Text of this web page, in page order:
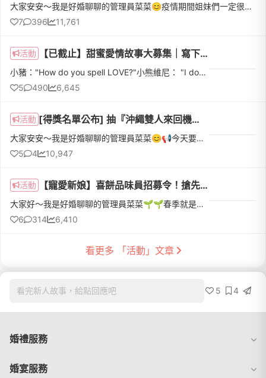
大家安安～我是好婚聊聊的管理員菜菜😊疫情期間姐妹們一定很焦慮，但不管婚禮何時舉辦，優惠還是不能錯過！下面跟著我這樣做，讓大家不必出門，也可以用最優惠的價格，選出你的命定喜餅😘WeddingDay好婚市集幫你做功課...
7
396 11,761
活動 【已截止】甜蜜愛情故事大募集｜寫下你們的愛情故事，K.UNO提供客製化婚戒10萬元購物金，為你實現甜蜜維尼婚戒💍
小豬："How do you spell LOVE?"小熊維尼： "I don’t spell it, I feel it."這是小熊維尼的故事中一段發人省思的對話，菜菜看完不禁想著「其實我們對於愛情何嘗不是如此呢？」走入一段感情，用心體會用心經營才是細...
5
490 6,645
活動 [得獎名單公布] 抽『沖繩雙人來回機票』！10/3-10/6 婚紗採購祭～限時4天超殺優惠！
大家安安～我是好婚聊聊的管理員菜菜😊📢今天要來報好康給大家💕逛婚紗展還能抽沖繩雙人來回機票，與老公手牽手來趟小蜜月？？？妳沒看錯～～～～～台北知名婚紗品牌與環球購物中心聯合舉辦為期4天的【婚紗採購祭】🎊展出期間祭出多項超值優惠，其中最讚的就是逛展抽機票✈只要活動前線上報名，活動期間至現場報到並做諮詢，就算最後沒有下訂，也有抽獎資格唷✌免費線上報名 👉 https://li
5
4 10,947
活動 【寵愛新娘】喜餅品味員招募令！搶先鑑賞>>『樂朗奇』新品喜餅禮盒，留言+1 成為首批開箱新娘，再享獨家好禮！
大家好～我是好婚聊聊的管理員菜菜🌱🌱春季就是新娘們如火如荼籌備婚禮的季節🔥，新人的好康活動當然也要一波接著一波✨！繼上次『寵愛新娘新系列-喜餅品味員』受到熱烈迴響後，深刻體會到新娘們對於這份愛的回禮有多麽...
6
314 6,410
看更多 「活動」文章
看完新人故事，給點回應吧 5 4
婚禮服務
婚宴服務